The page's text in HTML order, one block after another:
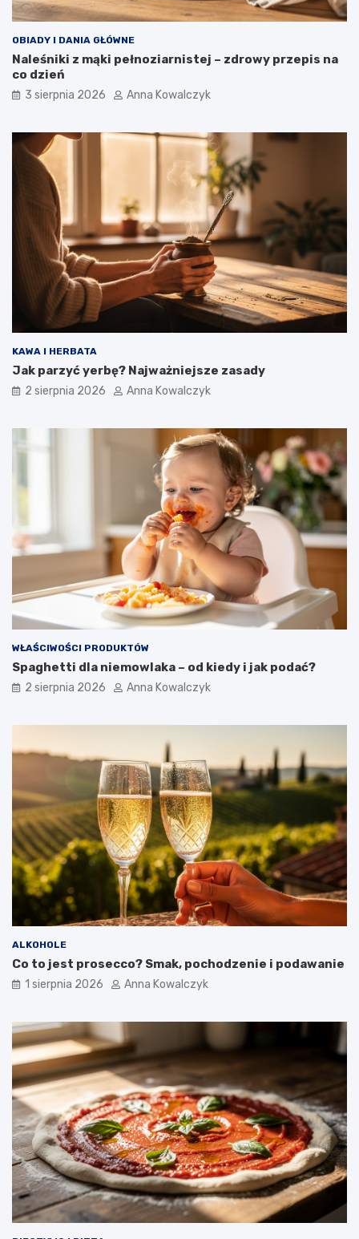
OBIADY I DANIA GŁÓWNE
Naleśniki z mąki pełnoziarnistej – zdrowy przepis na
co dzień
3 sierpnia 2026 Anna Kowalczyk
KAWA I HERBATA
Jak parzyć yerbę? Najważniejsze zasady
2 sierpnia 2026 Anna Kowalczyk
WŁAŚCIWOŚCI PRODUKTÓW
Spaghetti dla niemowlaka – od kiedy i jak podać?
2 sierpnia 2026 Anna Kowalczyk
ALKOHOLE
Co to jest prosecco? Smak, pochodzenie i podawanie
1 sierpnia 2026 Anna Kowalczyk